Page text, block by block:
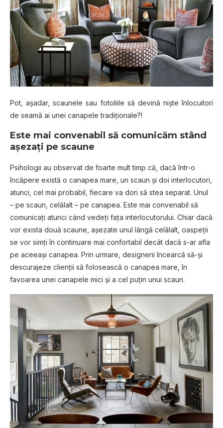
Pot, aşadar, scaunele sau fotoliile să devină nişte înlocuitori
de seamă ai unei canapele tradiţionale?!
Este mai convenabil să comunicăm stând
aşezaţi pe scaune
Psihologii au observat de foarte mult timp că, dacă într-o
încăpere există o canapea mare, un scaun şi doi interlocutori,
atunci, cel mai probabil, fiecare va dori să stea separat. Unul
– pe scaun, celălalt – pe canapea. Este mai convenabil să
comunicaţi atunci când vedeţi faţa interlocutorului. Chiar dacă
vor exista două scaune, aşezate unul lângă celălalt, oaspeţii
se vor simţi în continuare mai confortabil decât dacă s-ar afla
pe aceeaşi canapea. Prin urmare, designerii încearcă să-şi
descurajeze clienţii să folosească o canapea mare, în
favoarea unei canapele mici şi a cel puţin unui scaun.